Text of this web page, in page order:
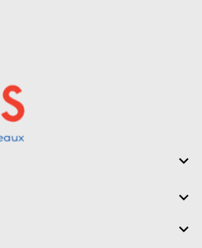


